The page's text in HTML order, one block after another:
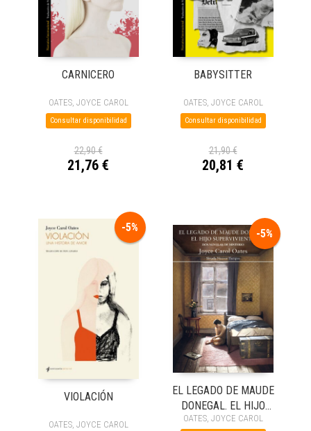
CARNICERO
OATES, JOYCE CAROL
Consultar disponibilidad
22,90 €
21,76 €
BABYSITTER
OATES, JOYCE CAROL
Consultar disponibilidad
21,90 €
20,81 €
-5%
VIOLACIÓN
OATES, JOYCE CAROL
-5%
EL LEGADO DE MAUDE
DONEGAL. EL HIJO
SUPERVIVIENTE
OATES, JOYCE CAROL